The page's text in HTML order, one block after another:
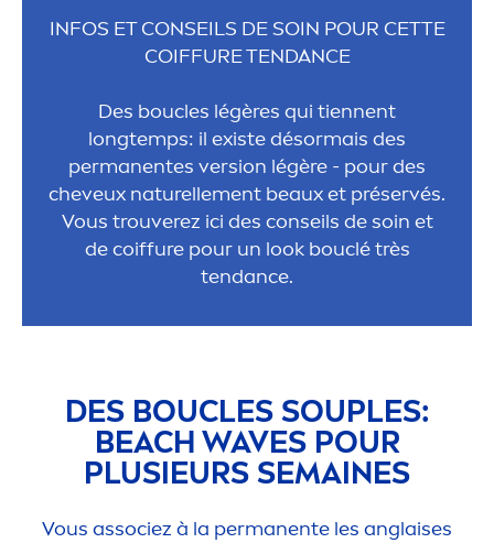
INFOS ET CONSEILS DE SOIN POUR CETTE
COIFFURE TENDANCE
Des boucles légères qui tiennent
longtemps: il existe désormais des
permanentes version légère - pour des
cheveux naturellement beaux et préservés.
Vous trouverez ici des conseils de soin et
de coiffure pour un look bouclé très
tendance.
DES BOUCLES SOUPLES:
BEACH WAVES POUR
PLUSIEURS SEMAINES
Vous associez à la permanente les anglaises